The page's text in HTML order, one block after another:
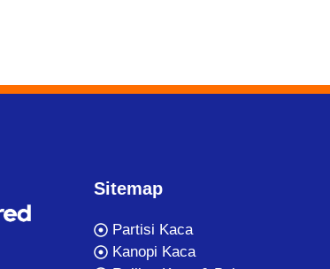
Sitemap
Partisi Kaca
Kanopi Kaca